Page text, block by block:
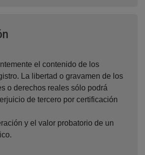
el contenido de los
La libertad o gravamen de los
o derechos reales sólo podrá
de tercero por certificación
y el valor probatorio de un